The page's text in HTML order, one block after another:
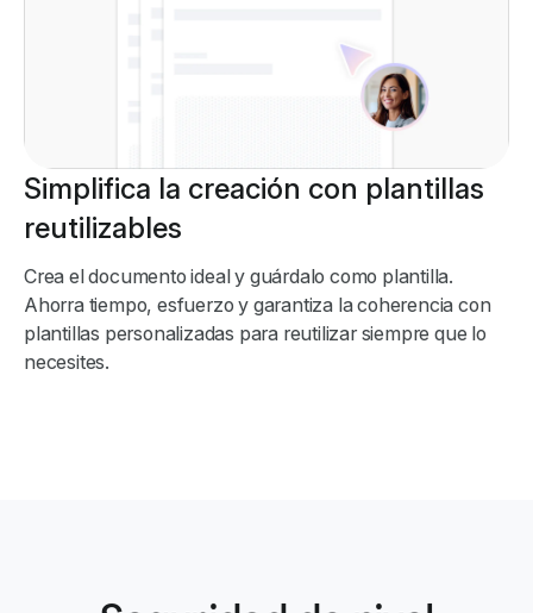
Simplifica la creación con plantillas
reutilizables
Crea el documento ideal y guárdalo como plantilla.
Ahorra tiempo, esfuerzo y garantiza la coherencia con
plantillas personalizadas para reutilizar siempre que lo
necesites.